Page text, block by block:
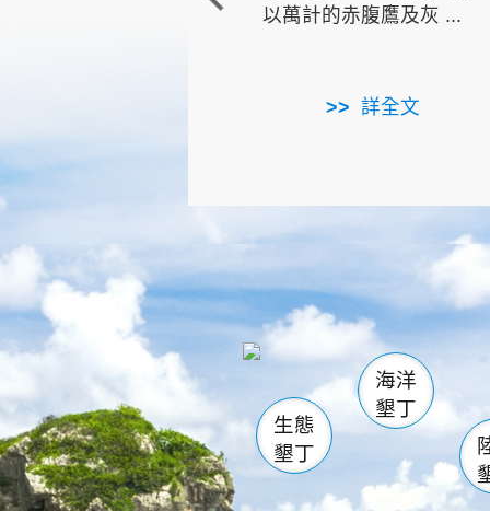
以萬計的赤腹鷹及灰 ...
詳全文
龜山 海生館
恆春
龍鑾潭自
瓊麻館
關山
白砂
生態
墾丁
海洋
墾丁